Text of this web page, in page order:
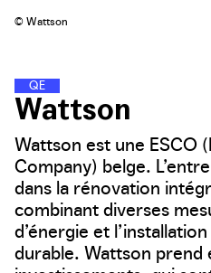
© Wattson
QU
A
R
T
IE
Wattson
Wattson est une ESCO
Company) belge.
dans la rénovation
combinant diverses
d’énergie et
durable. Wattson prend